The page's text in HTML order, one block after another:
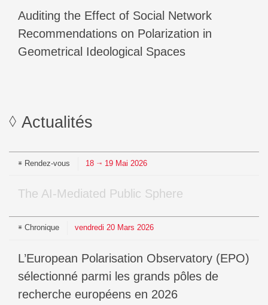
Auditing the Effect of Social Network
Recommendations on Polarization in
Geometrical Ideological Spaces
Actualités
Rendez-vous 18 ⇥ 19 Mai 2026
The AI-Mediated Public Sphere
Chronique vendredi 20 Mars 2026
L’European Polarisation Observatory (EPO)
sélectionné parmi les grands pôles de
recherche européens en 2026